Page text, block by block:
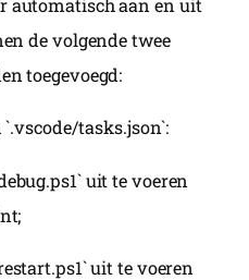
automatisch aan en uit
de volgende twee
toegevoegd:
tasks.json`:
uit te voeren
uit te voeren